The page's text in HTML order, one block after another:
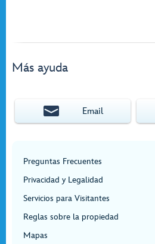
Más ayuda
Email
Preguntas Frecuentes
Privacidad y Legalidad
Servicios para Visitantes
Reglas sobre la propiedad
Mapas